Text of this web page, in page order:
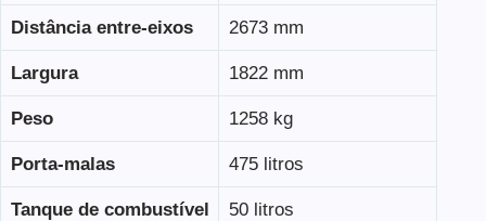
Distância entre-eixos 2673 mm
Largura 1822 mm
Peso 1258 kg
Porta-malas 475 litros
Tanque de combustível 50 litros